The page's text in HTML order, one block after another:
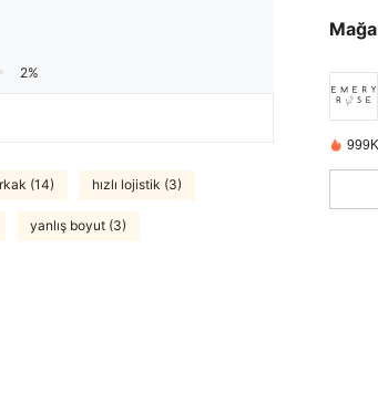
2%
(14) hızlı lojistik (3)
yanlış boyut (3)